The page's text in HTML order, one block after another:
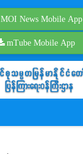
MOI News Mobile App
mTube Mobile App